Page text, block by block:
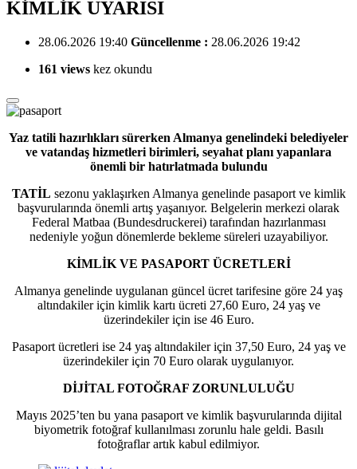
KİMLİK UYARISI
28.06.2026 19:40 Güncellenme : 28.06.2026 19:42
161 views kez okundu
Yaz tatili hazırlıkları sürerken Almanya genelindeki belediyeler
ve vatandaş hizmetleri birimleri, seyahat planı yapanlara
önemli bir hatırlatmada bulundu
TATİL sezonu yaklaşırken Almanya genelinde pasaport ve kimlik
başvurularında önemli artış yaşanıyor. Belgelerin merkezi olarak
Federal Matbaa (Bundesdruckerei) tarafından hazırlanması
nedeniyle yoğun dönemlerde bekleme süreleri uzayabiliyor.
KİMLİK VE PASAPORT ÜCRETLERİ
Almanya genelinde uygulanan güncel ücret tarifesine göre 24 yaş
altındakiler için kimlik kartı ücreti 27,60 Euro, 24 yaş ve
üzerindekiler için ise 46 Euro.
Pasaport ücretleri ise 24 yaş altındakiler için 37,50 Euro, 24 yaş ve
üzerindekiler için 70 Euro olarak uygulanıyor.
DİJİTAL FOTOĞRAF ZORUNLULUĞU
Mayıs 2025’ten bu yana pasaport ve kimlik başvurularında dijital
biyometrik fotoğraf kullanılması zorunlu hale geldi. Basılı
fotoğraflar artık kabul edilmiyor.